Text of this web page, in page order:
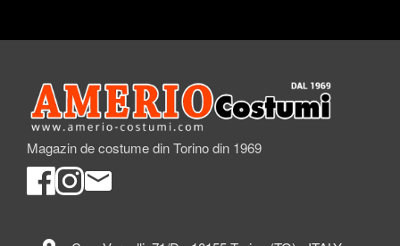
Magazin de costume din Torino din 1969